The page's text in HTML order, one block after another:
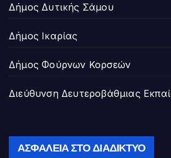
Δήμος Δυτικής Σάμου
Δήμος Ικαρίας
Δήμος Φούρνων Κορσεών
Διεύθυνση Δευτεροβάθμιας
ΑΣΦΆΛΕΙΑ ΣΤΟ ΔΙΑΔΊΚΤΥΟ